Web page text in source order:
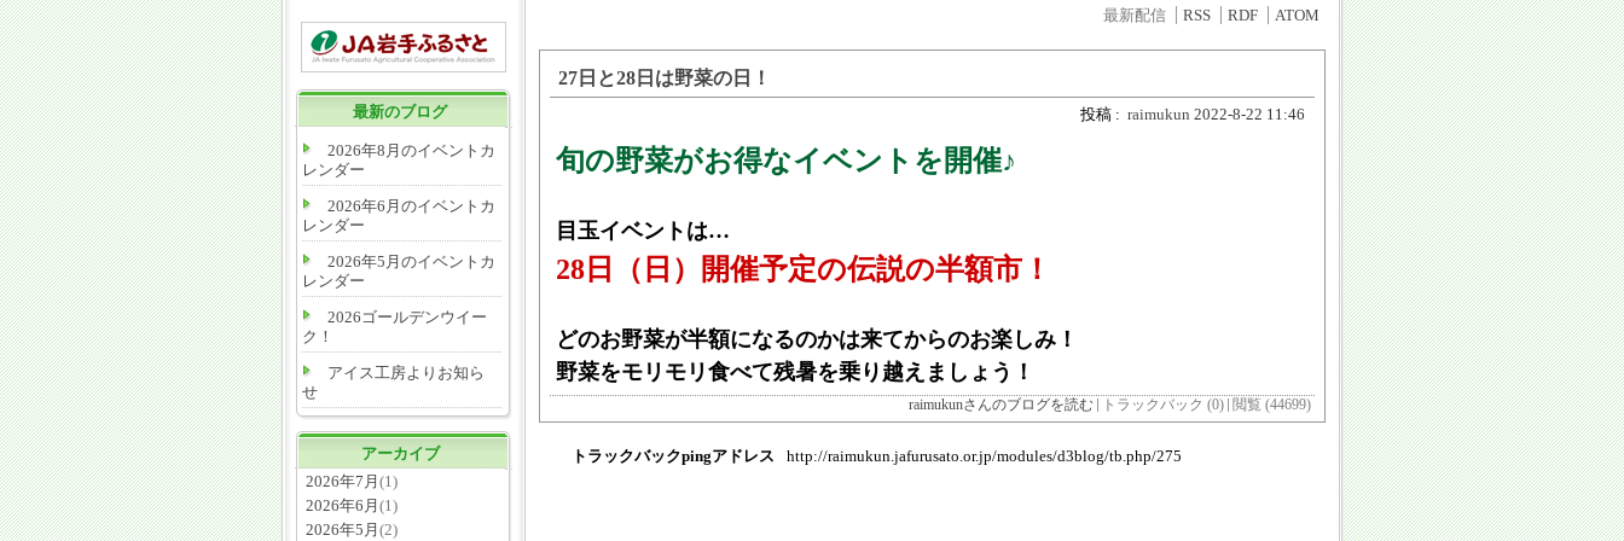
最新のブログ
2026年8月のイベントカ
レンダー
2026年6月のイベントカ
レンダー
2026年5月のイベントカ
レンダー
2026ゴールデンウイー
ク！
アイス工房よりお知ら
せ
アーカイブ
2026年7月 (1)
2026年6月 (1)
2026年5月 (2)
最新配信 RSS RDF ATOM
27日と28日は野菜の日！
投稿 : raimukun 2022-8-22 11:46
旬の野菜がお得なイベントを開催♪
目玉イベントは…
28日（日）開催予定の伝説の半額市！
どのお野菜が半額になるのかは来てからのお楽しみ！
野菜をモリモリ食べて残暑を乗り越えましょう！
raimukunさんのブログを読む トラックバック (0) 閲覧 (44699)
トラックバックpingアドレス http://raimukun.jafurusato.or.jp/modules/d3blog/tb.php/275